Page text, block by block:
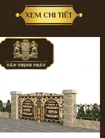
XEM CHI TIẾT